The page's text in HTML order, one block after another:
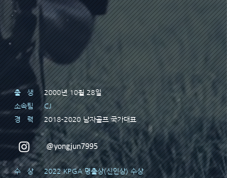
​출 생
2000년 10월 28일
소속팀 CJ
경 력
2018-2020 남자골프 국가대표
@yongjun7995
수 상
2022 KPGA 명출상(신인상) 수상